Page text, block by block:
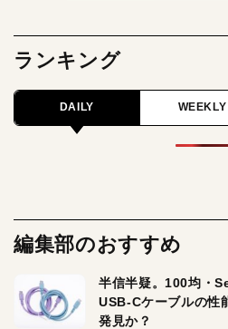
ランキング
DAILY WEEKLY
編集部のおすすめ
半信半疑。100均・
USB-Cケーブルの性
発見か？